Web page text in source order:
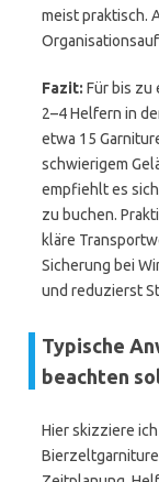
meist praktisch.
Fazit: Für bis zu
2–4 Helfern in
etwa 15
schwierigem
empfiehlt es
zu buchen.
kläre
Sicherung bei
und reduzierst
Typische
beachten
Hier skizziere